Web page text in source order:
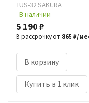
TUS-32 SAKURA
В наличии
5 190 ₽
В рассрочку от 865 ₽/
В корзину
Купить в 1 клик